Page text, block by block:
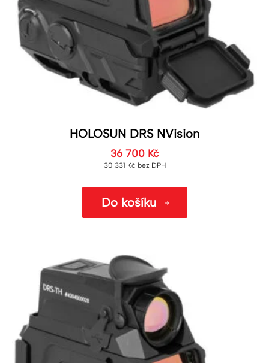
HOLOSUN DRS NVision
36 700 Kč
30 331 Kč bez DPH
Do košíku